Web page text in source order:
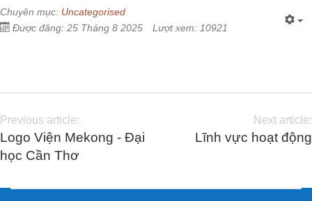
Chuyên mục: Uncategorised
Được đăng: 25 Tháng 8 2025
Lượt xem: 10921
Previous article:
Logo Viện Mekong - Đại
học Cần Thơ
Next article:
Lĩnh vực hoạt động